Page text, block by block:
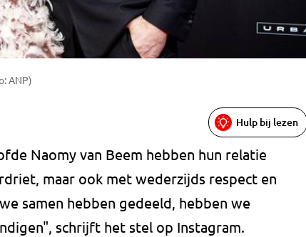
ANP)
Hulp bij lezen
Naomy van Beem hebben hun relatie
maar ook met wederzijds respect en
samen hebben gedeeld, hebben we
schrijft het stel op Instagram.